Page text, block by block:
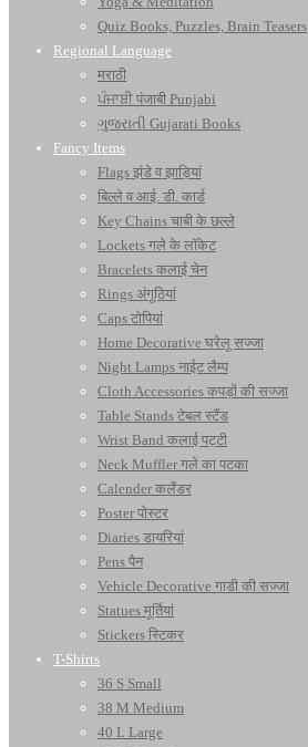
Quiz Books, Puzzles, Brain Teasers
Regional Language
मराठी
ਪੰਜਾਬੀ पंजाबी Punjabi
ગુજરાતી Gujarati Books
Fancy Items
Flags झंडे व झाड़ियां
बिल्ले व आई. डी. कार्ड
Key Chains चाबी के छल्ले
Lockets गले के लॉकेट
Bracelets कलाई चेन
Rings अंगूठियां
Caps टोपियां
Home Decorative घरेलू सज्जा
Night Lamps नाईट लैम्प
Cloth Accessories कपड़ों की सज्जा
Table Stands टेबल स्टैंड
Wrist Band कलाई पट्टी
Neck Muffler गले का पटका
Calender कलैंडर
Poster पोस्टर
Diaries डायरियां
Pens पैन
Vehicle Decorative गाडी की सज्जा
Statues मूर्तियां
Stickers स्टिकर
T-Shirts
36 S Small
38 M Medium
40 L Large